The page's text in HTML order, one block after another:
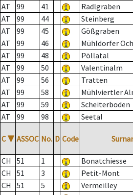
AT
99 41 Radlgraben
AT
99 44 Steinberg
AT
99 45 Gößgraben
AT
99 46 Mühldorfer
AT
99 48 Pöllatal
AT
99 50 Valentinalm
AT
99 56 Tratten
AT
99 58 Mühlviertler
AT
99 59 Scheiterboden
AT
99 98 Seetal
C ▼ ASSOC No. D Code
CH 51 1 Bonatchiesse
CH
51 3 Petit-Mont
CH
51 5 Vermeilley